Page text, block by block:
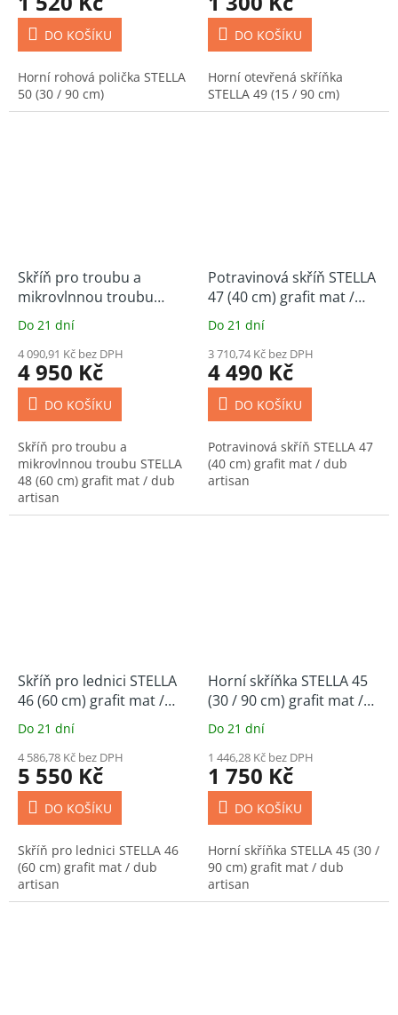
DO KOŠÍKU
Horní rohová polička STELLA
50 (30 / 90 cm)
DO KOŠÍKU
Horní otevřená skříňka
STELLA 49 (15 / 90 cm)
Skříň pro troubu a
mikrovlnnou troubu
STELLA 48 (60 cm) grafit
mat / dub artisan
Do 21 dní
4 090,91 Kč bez DPH
4 950 Kč
DO KOŠÍKU
Skříň pro troubu a
mikrovlnnou troubu STELLA
48 (60 cm) grafit mat / dub
artisan
Potravinová skříň STELLA
47 (40 cm) grafit mat /
dub artisan
Do 21 dní
3 710,74 Kč bez DPH
4 490 Kč
DO KOŠÍKU
Potravinová skříň STELLA 47
(40 cm) grafit mat / dub
artisan
Skříň pro lednici STELLA
46 (60 cm) grafit mat /
dub artisan
Do 21 dní
4 586,78 Kč bez DPH
5 550 Kč
DO KOŠÍKU
Skříň pro lednici STELLA 46
(60 cm) grafit mat / dub
artisan
Horní skříňka STELLA 45
(30 / 90 cm) grafit mat /
dub artisan
Do 21 dní
1 446,28 Kč bez DPH
1 750 Kč
DO KOŠÍKU
Horní skříňka STELLA 45 (30 /
90 cm) grafit mat / dub
artisan